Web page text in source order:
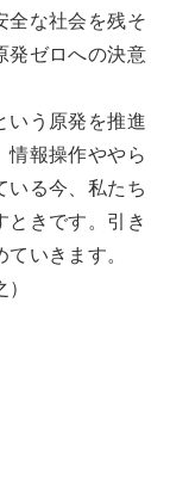
全な社会を残そ
発ゼロへの決意
いう原発を推進
情報操作ややら
いる今、私たち
ときです。引き
いきます。